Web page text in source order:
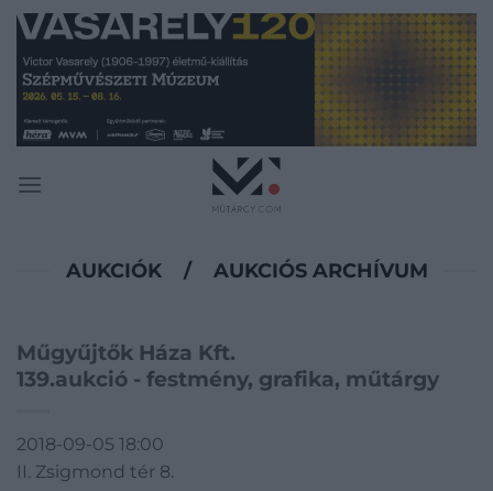
Skip
content
AUKCIÓK / AUKCIÓS ARCHÍVUM
Műgyűjtők Háza Kft.
139.aukció - festmény, grafika, műtárgy
2018-09-05 18:00
II. Zsigmond tér 8.